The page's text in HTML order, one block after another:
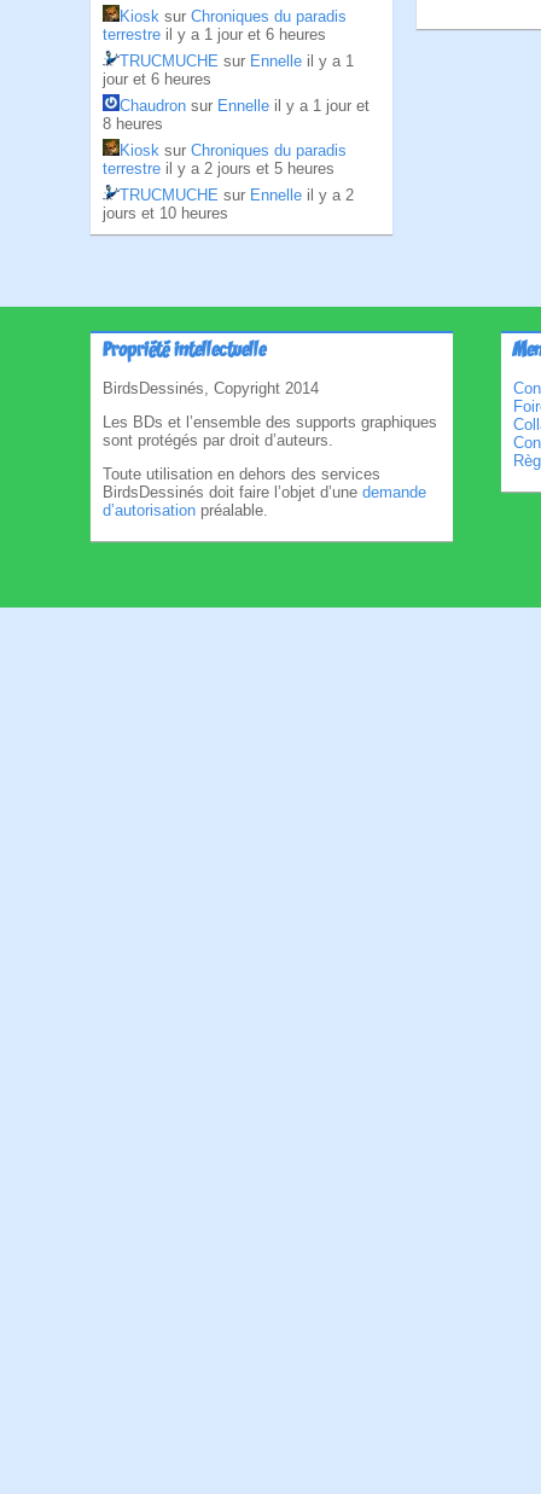
Kiosk sur Chroniques du paradis
terrestre il y a 1 jour et 6 heures
TRUCMUCHE sur Ennelle il y a 1
jour et 6 heures
Chaudron sur Ennelle il y a 1 jour et
8 heures
Kiosk sur Chroniques du paradis
terrestre il y a 2 jours et 5 heures
TRUCMUCHE sur Ennelle il y a 2
jours et 10 heures
Propriété intellectuelle
BirdsDessinés, Copyright 2014
Les BDs et l’ensemble des supports graphiques
sont protégés par droit d’auteurs.
Toute utilisation en dehors des services
BirdsDessinés doit faire l’objet d’une demande
d’autorisation préalable.